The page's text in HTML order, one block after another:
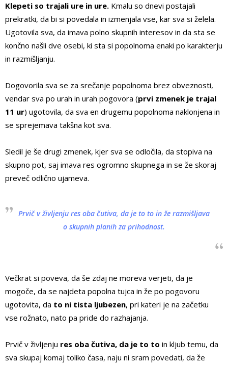
Klepeti so trajali ure in ure. Kmalu so dnevi postajali
prekratki, da bi si povedala in izmenjala vse, kar sva si želela.
Ugotovila sva, da imava polno skupnih interesov in da sta se
končno našli dve osebi, ki sta si popolnoma enaki po karakterju
in razmišljanju.
Dogovorila sva se za srečanje popolnoma brez obveznosti,
vendar sva po urah in urah pogovora (prvi zmenek je trajal
11 ur) ugotovila, da sva en drugemu popolnoma naklonjena in
se sprejemava takšna kot sva.
Sledil je še drugi zmenek, kjer sva se odločila, da stopiva na
skupno pot, saj imava res ogromno skupnega in se že skoraj
preveč odlično ujameva.
Prvič v življenju res oba čutiva, da je to to in že razmišljava
o skupnih planih za prihodnost.
Večkrat si poveva, da še zdaj ne moreva verjeti, da je
mogoče, da se najdeta popolna tujca in že po pogovoru
ugotovita, da to ni tista ljubezen, pri kateri je na začetku
vse rožnato, nato pa pride do razhajanja.
Prvič v življenju res oba čutiva, da je to to in kljub temu, da
sva skupaj komaj toliko časa, naju ni sram povedati, da že